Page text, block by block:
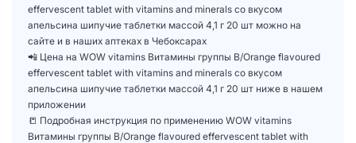
effervescent tablet with vitamins and minerals со вкусом
апельсина шипучие таблетки массой 4,1 г 20 шт можно на
сайте и в наших аптеках в Чебоксарах
📲 Цена на WOW vitamins Витамины группы B/Orange flavoured
effervescent tablet with vitamins and minerals со вкусом
апельсина шипучие таблетки массой 4,1 г 20 шт ниже в нашем
приложении
📒 Подробная инструкция по применению WOW vitamins
Витамины группы B/Orange flavoured effervescent tablet with